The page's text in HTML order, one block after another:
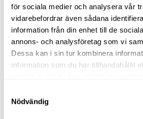
för sociala medier och analysera vår
vidarebefordrar även sådana
information från din enhet till de
annons- och analysföretag som vi
Dessa kan i sin tur kombinera
information som du har tillhandahållit
Nödvändig
Barstolar & Barpallar
Belysning
Bokhyllor
Byråer
Bänkar & Pallar